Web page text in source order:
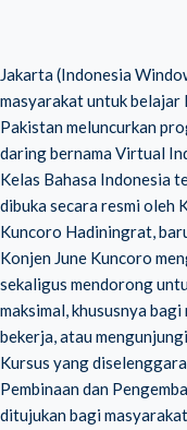
Jakarta (Indonesia
masyarakat untuk belajar
Pakistan meluncurkan
daring bernama Virtual
Kelas Bahasa Indonesia
dibuka secara resmi oleh
Kuncoro Hadiningrat,
Konjen June Kuncoro
sekaligus mendorong
maksimal, khususnya
bekerja, atau
Kursus yang
Pembinaan dan
ditujukan bagi